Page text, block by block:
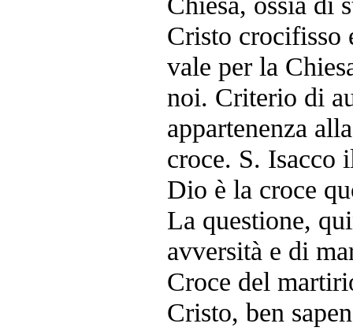
Cristo crocifisso
vale per la
noi. Criterio di
appartenenza
croce. S. Isacco
Dio è la croce
La questione,
avversità e di
Croce del
Cristo, ben